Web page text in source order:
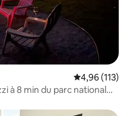
Évaluation
4,96 (113)
à 8 min du parc national